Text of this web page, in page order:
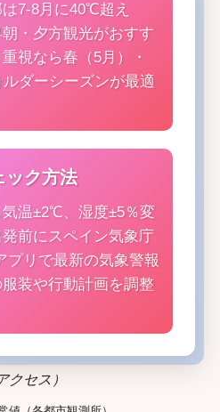
7-8月に40℃超え
・夕方観光がおすす
視なら春（5月）・
ダーシーズンが最適
ック方法
温±2℃、湿度±5％変
前にスペイン気象庁
プリで最新の気象警報
装や行動計画を調整
セス）